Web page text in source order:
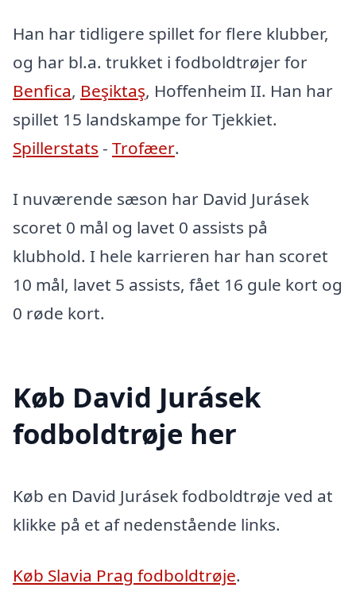
Han har tidligere spillet for flere klubber,
og har bl.a. trukket i fodboldtrøjer for
Benfica, Beşiktaş, Hoffenheim II. Han har
spillet 15 landskampe for Tjekkiet.
Spillerstats - Trofæer.
I nuværende sæson har David Jurásek
scoret 0 mål og lavet 0 assists på
klubhold. I hele karrieren har han scoret
10 mål, lavet 5 assists, fået 16 gule kort og
0 røde kort.
Køb David Jurásek
fodboldtrøje her
Køb en David Jurásek fodboldtrøje ved at
klikke på et af nedenstående links.
Køb Slavia Prag fodboldtrøje.